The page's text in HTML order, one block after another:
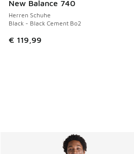
New Balance 740
Herren Schuhe
Black - Black Cement Bo2
€ 119,99